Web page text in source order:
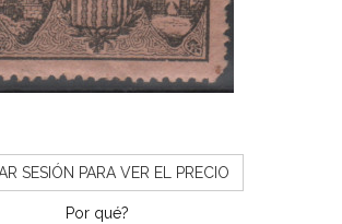
SESIÓN PARA VER EL PRECIO
Por qué?